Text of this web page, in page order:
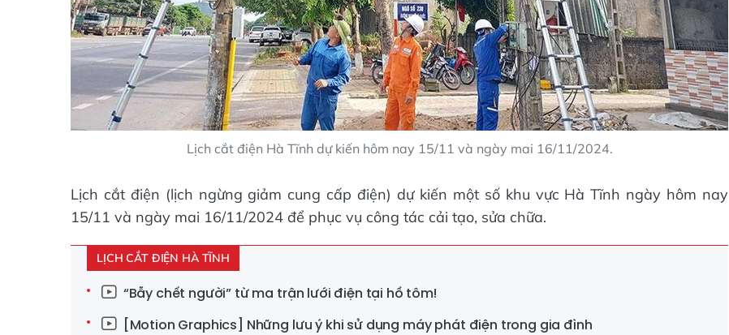
Lịch cắt điện Hà Tĩnh dự kiến hôm nay 15/11 và ngày mai 16/11/2024.
Lịch cắt điện (lịch ngừng giảm cung cấp điện) dự kiến một số khu vực Hà Tĩnh ngày hôm nay
15/11 và ngày mai 16/11/2024 để phục vụ công tác cải tạo, sửa chữa.
LỊCH CẮT ĐIỆN HÀ TĨNH
“Bẫy chết người” từ ma trận lưới điện tại hồ tôm!
[Motion Graphics] Những lưu ý khi sử dụng máy phát điện trong gia đình